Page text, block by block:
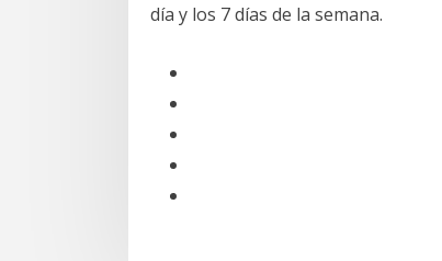
día y los 7 días de la semana.